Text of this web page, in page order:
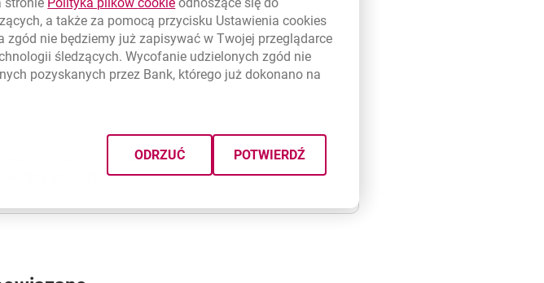
z naszym doradcą.
a także za pomocą przycisku Ustawieniacookies
nie będziemy już zapisywać w Twojej przeglądarce
śledzących. Wycofanie udzielonych zgód nie
pozyskanych przez Bank, którego już dokonano na
ODRZUĆ POTWIERDŹ